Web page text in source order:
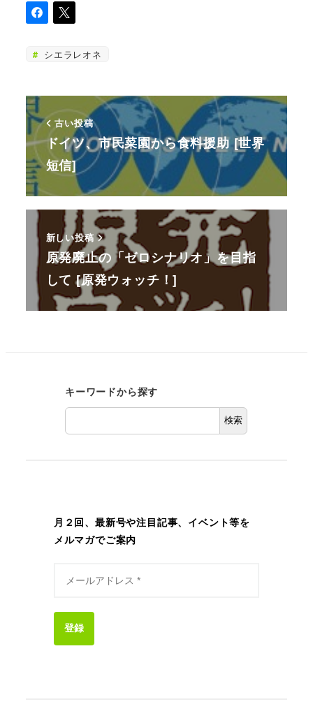
シエラレオネ
古い投稿
ドイツ、市民菜園から食料援助 [世界
短信]
新しい投稿
原発廃止の「ゼロシナリオ」を目指
して [原発ウォッチ！]
キーワードから探す
検索
月２回、最新号や注目記事、イベント等を
メルマガでご案内
登録